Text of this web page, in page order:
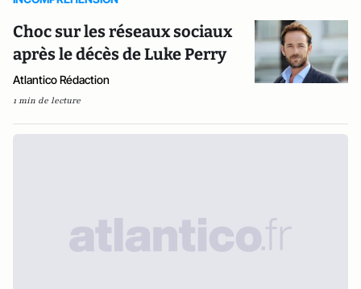
Choc sur les réseaux sociaux
après le décès de Luke Perry
Atlantico Rédaction
1 min de lecture